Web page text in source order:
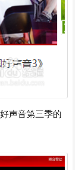
声音第三季的